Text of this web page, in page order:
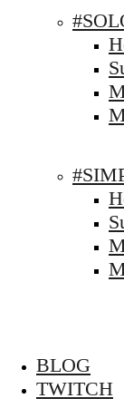
BLOG
TWITCH